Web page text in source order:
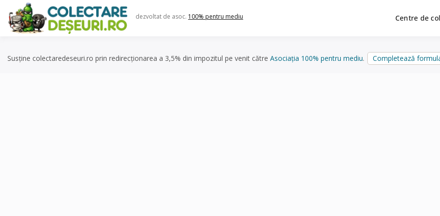
content
dezvoltat de asoc. 100% pentru mediu Centre de
Susține colectaredeseuri.ro prin redirecționarea a 3,5% din impozitul pe venit către Asociația 100% pentru mediu. Completează